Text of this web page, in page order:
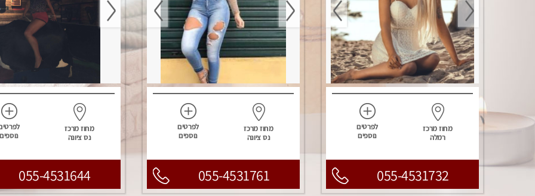
מחוז מרכז
רמלה
לפרטים
נוספים
055-4531732
מחוז מרכז
נס ציונה
לפרטים
נוספים
055-4531761
מחוז מרכז
נס ציונה
נוספים
055-4531644